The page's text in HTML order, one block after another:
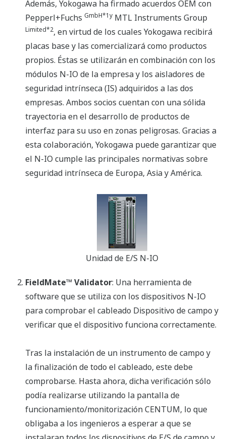
Además, Yokogawa ha firmado acuerdos OEM con
Pepperl+Fuchs GmbH*1y MTL Instruments Group
Limited*2, en virtud de los cuales Yokogawa recibirá
placas base y las comercializará como productos
propios. Éstas se utilizarán en combinación con los
módulos N-IO de la empresa y los aisladores de
seguridad intrínseca (IS) adquiridos a las dos
empresas. Ambos socios cuentan con una sólida
trayectoria en el desarrollo de productos de
interfaz para su uso en zonas peligrosas. Gracias a
esta colaboración, Yokogawa puede garantizar que
el N-IO cumple las principales normativas sobre
seguridad intrínseca de Europa, Asia y América.
Unidad de E/S N-IO
FieldMate™ Validator: Una herramienta de
software que se utiliza con los dispositivos N-IO
para comprobar el cableado Dispositivo de campo y
verificar que el dispositivo funciona correctamente.
Tras la instalación de un instrumento de campo y
la finalización de todo el cableado, este debe
comprobarse. Hasta ahora, dicha verificación sólo
podía realizarse utilizando la pantalla de
funcionamiento/monitorización CENTUM, lo que
obligaba a los ingenieros a esperar a que se